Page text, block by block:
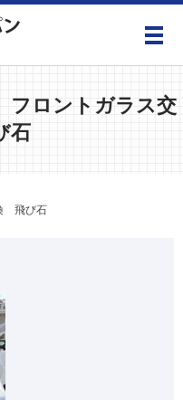
メ
ロントガラス交
石
飛び石